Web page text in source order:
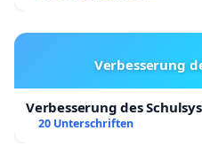
Verbesserung
Verbesserung des
20 Unterschriften